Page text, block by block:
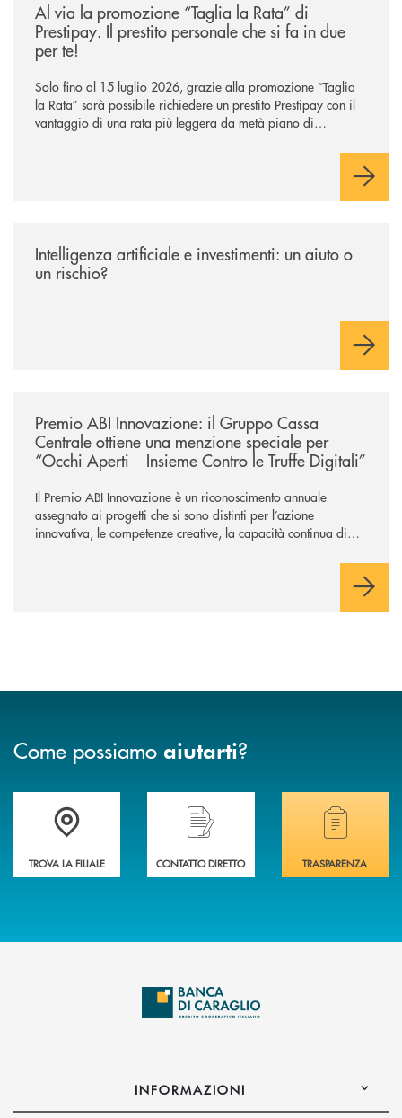
Al via la promozione “Taglia la Rata” di
Prestipay. Il prestito personale che si fa in due
per te!
Solo fino al 15 luglio 2026, grazie alla promozione “Taglia
la Rata” sarà possibile richiedere un prestito Prestipay con il
vantaggio di una rata più leggera da metà piano di
Intelligenza artificiale e investimenti: un aiuto o
un rischio?
Premio ABI Innovazione: il Gruppo Cassa
Centrale ottiene una menzione speciale per
“Occhi Aperti – Insieme Contro le Truffe Digitali”
Il Premio ABI Innovazione è un riconoscimento annuale
assegnato ai progetti che si sono distinti per l’azione
innovativa, le competenze creative, la capacità continua di
operazioni e rispondere alla crescente velocità e complessità
Come possiamo aiutarti?
Accedi all' elenco completo delle filiali di Banca di Caraglio.
TROVA LA FILIALE
Hai bisogno di assistenza immediata?
CONTATTO DIRETTO
Hai bisogno di
TRASPARENZA
INFORMAZIONI